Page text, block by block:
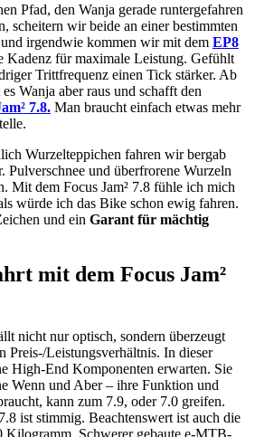
Pfad, den Wanja gerade runtergefahren
scheitern wir beide an einer bestimmten
irgendwie kommen wir mit dem EP8
Kadenz für maximale Leistung. Gefühlt
Trittfrequenz einen Tick stärker. Ab
Wanja aber raus und schafft den
7.8. Man braucht einfach etwas mehr
Wurzelteppichen fahren wir bergab
Pulverschnee und überfrorene Wurzeln
Mit dem Focus Jam² 7.8 fühle ich mich
würde ich das Bike schon ewig fahren.
und ein Garant für mächtig
mit dem Focus Jam²
nicht nur optisch, sondern überzeugt
Preis-/Leistungsverhältnis. In dieser
High-End Komponenten erwarten. Sie
Wenn und Aber – ihre Funktion und
kann zum 7.9, oder 7.0 greifen.
ist stimmig. Beachtenswert ist auch die